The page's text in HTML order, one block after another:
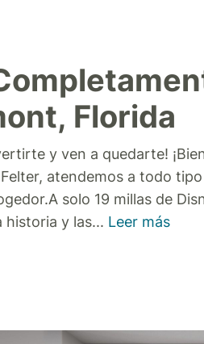
Florida
y ven a quedarte!
atendemos a todo
A solo 19 millas de
historia y las... Leer más